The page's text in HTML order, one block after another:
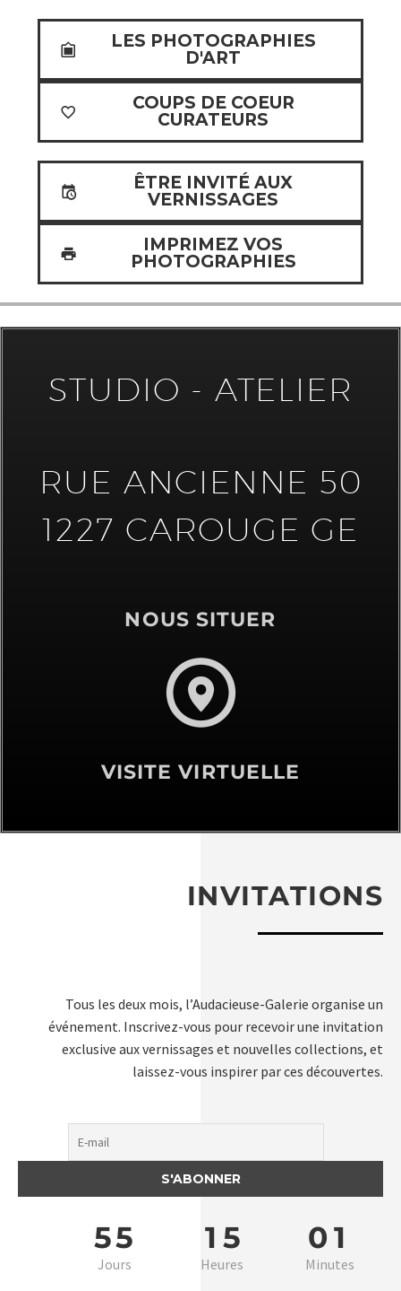
LES PHOTOGRAPHIES
D'ART
COUPS DE COEUR
CURATEURS
ÊTRE INVITÉ AUX
VERNISSAGES
IMPRIMEZ VOS
PHOTOGRAPHIES
STUDIO - ATELIER
RUE ANCIENNE 50
1227 CAROUGE GE
NOUS SITUER
VISITE VIRTUELLE
INVITATIONS
Tous les deux mois, l’Audacieuse-Galerie organise un
événement. Inscrivez-vous pour recevoir une invitation
exclusive aux vernissages et nouvelles collections, et
laissez-vous inspirer par ces découvertes.
55
Jours
1 5
Heures
0 1
Minutes